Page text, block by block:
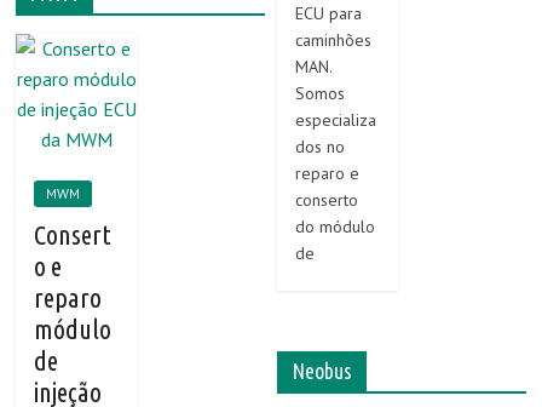
MWM
Consert
o e
reparo
módulo
de
injeção
ECU para
caminhões
MAN.
Somos
especializa
dos no
reparo e
conserto
do módulo
de
Neobus